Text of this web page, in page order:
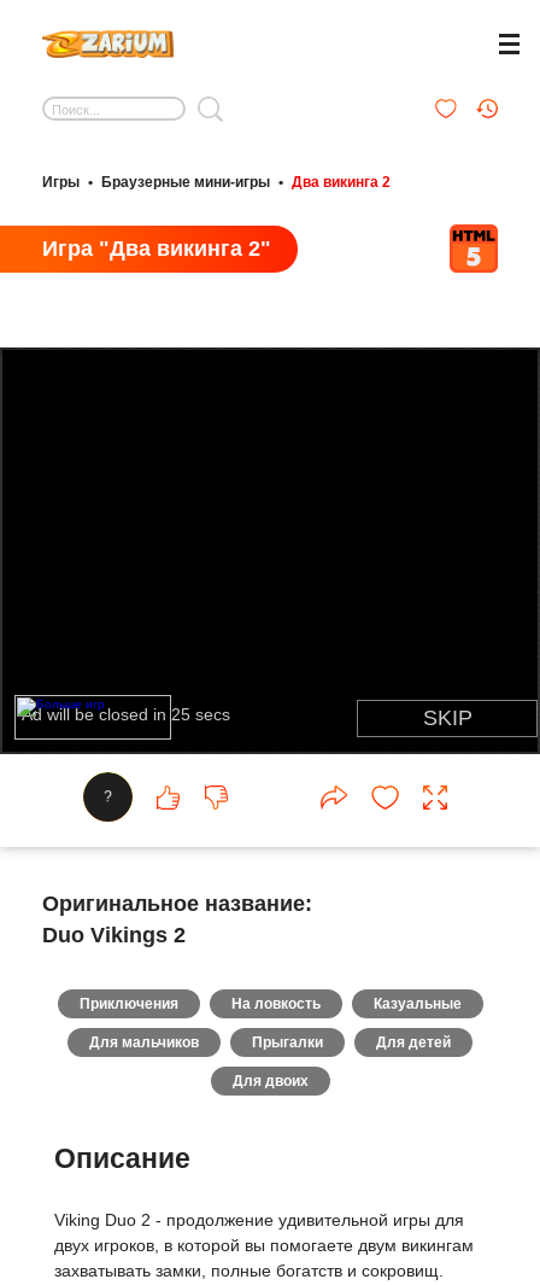
Игры • Браузерные мини-игры • Два викинга 2
Игра "Два викинга 2"
?
Оригинальное название:
Duo Vikings 2
Приключения На ловкость Казуальные
Для мальчиков Прыгалки Для детей
Для двоих
Описание
Viking Duo 2 - продолжение удивительной игры для
двух игроков, в которой вы помогаете двум викингам
захватывать замки, полные богатств и сокровищ.